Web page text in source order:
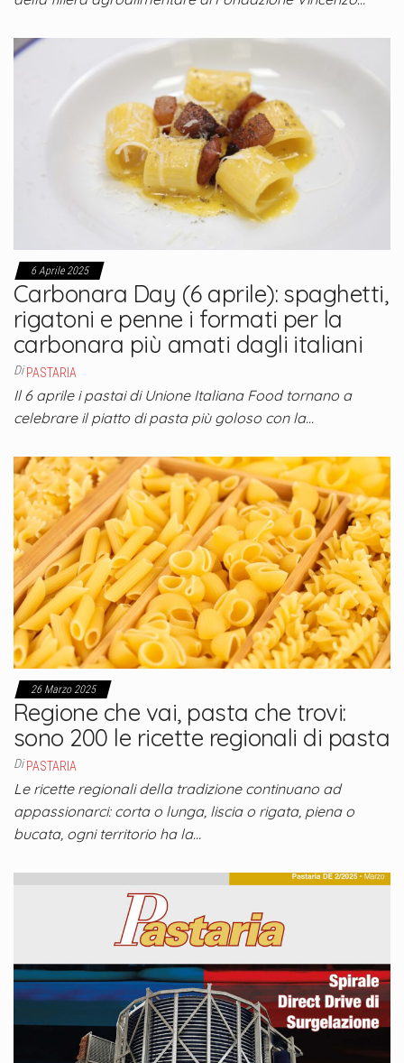
6 Aprile 2025
Carbonara Day (6 aprile): spaghetti,
rigatoni e penne i formati per la
carbonara più amati dagli italiani
Di PASTARIA
Il 6 aprile i pastai di Unione Italiana Food tornano a
celebrare il piatto di pasta più goloso con la…
26 Marzo 2025
Regione che vai, pasta che trovi:
sono 200 le ricette regionali di pasta
Di PASTARIA
Le ricette regionali della tradizione continuano ad
appassionarci: corta o lunga, liscia o rigata, piena o
bucata, ogni territorio ha la…